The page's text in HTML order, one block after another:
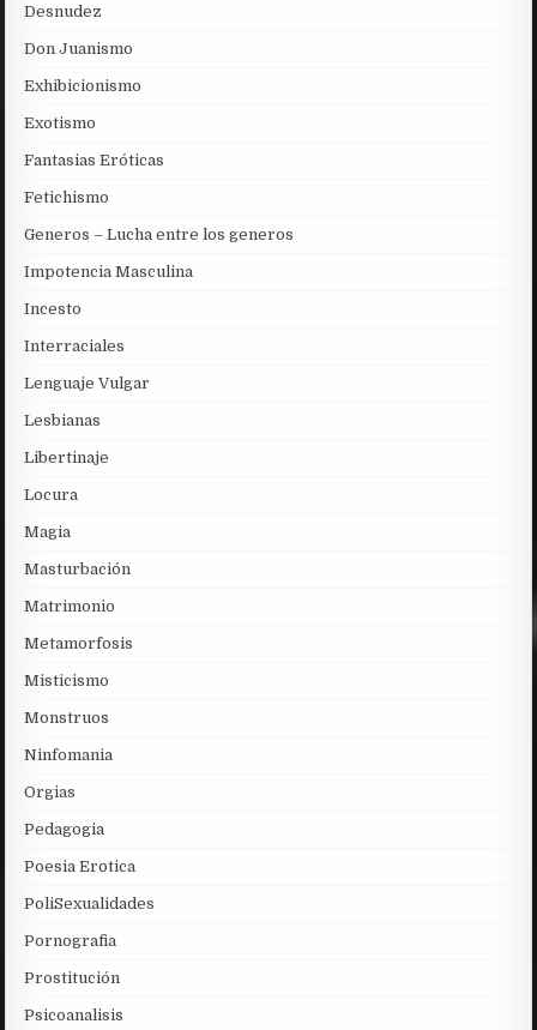
Desnudez
Don Juanismo
Exhibicionismo
Exotismo
Fantasias Eróticas
Fetichismo
Generos – Lucha entre los generos
Impotencia Masculina
Incesto
Interraciales
Lenguaje Vulgar
Lesbianas
Libertinaje
Locura
Magia
Masturbación
Matrimonio
Metamorfosis
Misticismo
Monstruos
Ninfomania
Orgias
Pedagogia
Poesia Erotica
PoliSexualidades
Pornografia
Prostitución
Psicoanalisis